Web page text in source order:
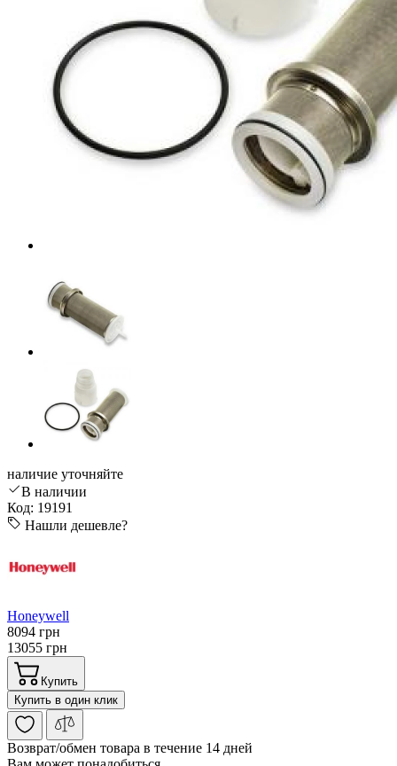
наличие уточняйте
В наличии
Код: 19191
Нашли дешевле?
Honeywell
8094 грн
13055 грн
Купить
Купить в один клик
Возврат/обмен товара в течение 14 дней